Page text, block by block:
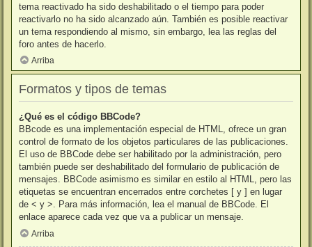
tema reactivado ha sido deshabilitado o el tiempo para poder
reactivarlo no ha sido alcanzado aún. También es posible reactivar
un tema respondiendo al mismo, sin embargo, lea las reglas del
foro antes de hacerlo.
Arriba
Formatos y tipos de temas
¿Qué es el código BBCode?
BBcode es una implementación especial de HTML, ofrece un gran
control de formato de los objetos particulares de las publicaciones.
El uso de BBCode debe ser habilitado por la administración, pero
también puede ser deshabilitado del formulario de publicación de
mensajes. BBCode asimismo es similar en estilo al HTML, pero las
etiquetas se encuentran encerrados entre corchetes [ y ] en lugar
de < y >. Para más información, lea el manual de BBCode. El
enlace aparece cada vez que va a publicar un mensaje.
Arriba